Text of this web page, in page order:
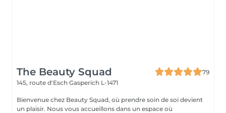
The Beauty Squad
79
145, route d'Esch Gasperich L-1471
Bienvenue chez Beauty Squad, où prendre soin de soi devient
un plaisir. Nous vous accueillons dans un espace où